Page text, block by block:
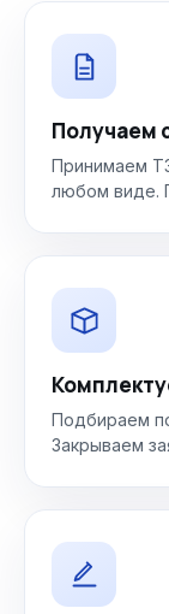
Получаем
Принимаем
любом виде.
Подбираем
Закрываем